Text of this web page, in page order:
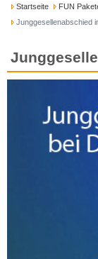
Startseite FUN
Junggesellenabschied